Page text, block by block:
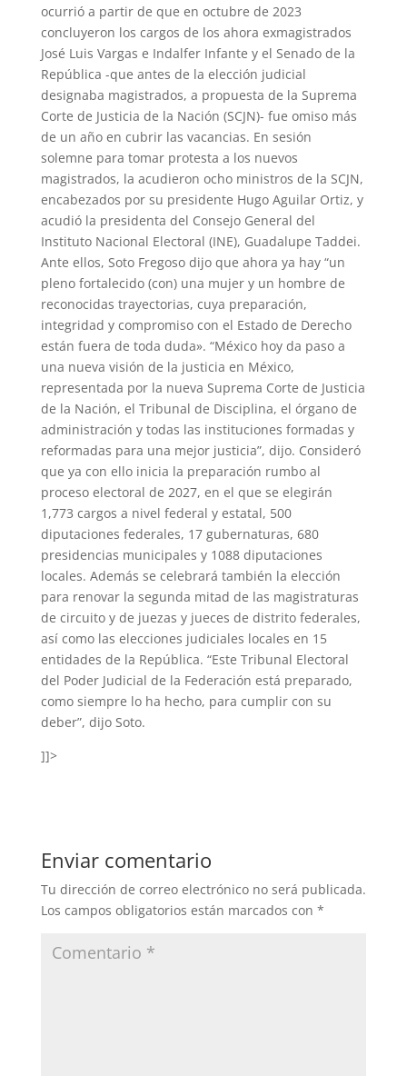
ocurrió a partir de que en octubre de 2023
concluyeron los cargos de los ahora exmagistrados
José Luis Vargas e Indalfer Infante y el Senado de la
República -que antes de la elección judicial
designaba magistrados, a propuesta de la Suprema
Corte de Justicia de la Nación (SCJN)- fue omiso más
de un año en cubrir las vacancias. En sesión
solemne para tomar protesta a los nuevos
magistrados, la acudieron ocho ministros de la SCJN,
encabezados por su presidente Hugo Aguilar Ortiz, y
acudió la presidenta del Consejo General del
Instituto Nacional Electoral (INE), Guadalupe Taddei.
Ante ellos, Soto Fregoso dijo que ahora ya hay “un
pleno fortalecido (con) una mujer y un hombre de
reconocidas trayectorias, cuya preparación,
integridad y compromiso con el Estado de Derecho
están fuera de toda duda». “México hoy da paso a
una nueva visión de la justicia en México,
representada por la nueva Suprema Corte de Justicia
de la Nación, el Tribunal de Disciplina, el órgano de
administración y todas las instituciones formadas y
reformadas para una mejor justicia”, dijo. Consideró
que ya con ello inicia la preparación rumbo al
proceso electoral de 2027, en el que se elegirán
1,773 cargos a nivel federal y estatal, 500
diputaciones federales, 17 gubernaturas, 680
presidencias municipales y 1088 diputaciones
locales. Además se celebrará también la elección
para renovar la segunda mitad de las magistraturas
de circuito y de juezas y jueces de distrito federales,
así como las elecciones judiciales locales en 15
entidades de la República. “Este Tribunal Electoral
del Poder Judicial de la Federación está preparado,
como siempre lo ha hecho, para cumplir con su
deber”, dijo Soto.
]]>
Enviar comentario
Tu dirección de correo electrónico no será publicada.
Los campos obligatorios están marcados con *